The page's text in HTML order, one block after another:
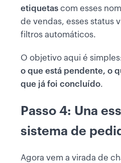
etiquetas com esses
de vendas, esses status
filtros automáticos.
O objetivo aqui é
o que está pendente, o
que já foi concluído.
Passo 4: Una
sistema de
Agora vem a virada de